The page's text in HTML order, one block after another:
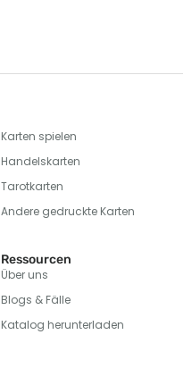
Karten spielen
Handelskarten
Tarotkarten
Andere gedruckte Karten
Ressourcen
Über uns
Blogs & Fälle
Katalog herunterladen